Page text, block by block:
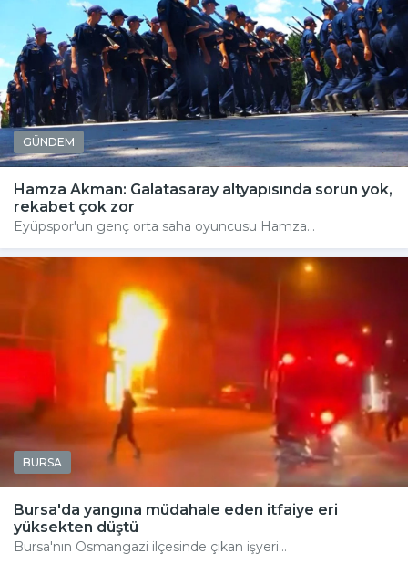
GÜNDEM
Hamza Akman: Galatasaray altyapısında sorun yok,
rekabet çok zor
Eyüpspor'un genç orta saha oyuncusu Hamza...
BURSA
Bursa'da yangına müdahale eden itfaiye eri
yüksekten düştü
Bursa'nın Osmangazi ilçesinde çıkan işyeri...